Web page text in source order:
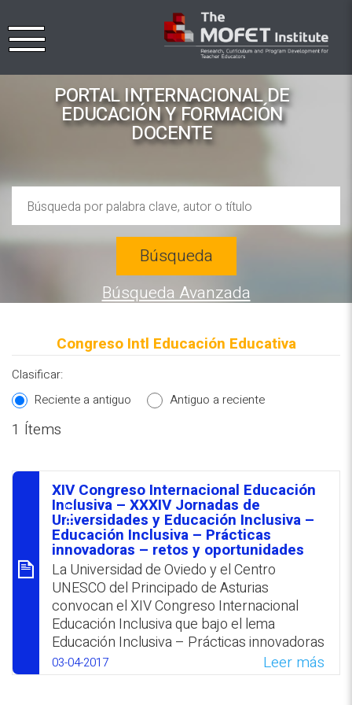
PORTAL INTERNACIONAL DE
EDUCACIÓN Y FORMACIÓN
DOCENTE
REPOSITORIO EN LÍNEA DE
CONTENIDOS ACADÉMICOS SOBRE
EDUCACIÓN Y FORMACIÓN DEL
PROFESORADO
Búsqueda
Búsqueda Avanzada
Congreso Intl Educación Educativa
Clasificar:
Reciente a antiguo
Antiguo a reciente
1 Ítems
סיכום
XIV Congreso Internacional Educación
Inclusiva – XXXIV Jornadas de
Universidades y Educación Inclusiva –
Educación Inclusiva – Prácticas
innovadoras – retos y oportunidades
La Universidad de Oviedo y el Centro
UNESCO del Principado de Asturias
convocan el XIV Congreso Internacional
Educación Inclusiva que bajo el lema
Educación Inclusiva – Prácticas innovadoras
– retos y oportunidades se llevará a cabo
del 3 al 5 de abril 2017 en la ciudad española
03-04-2017 Leer más